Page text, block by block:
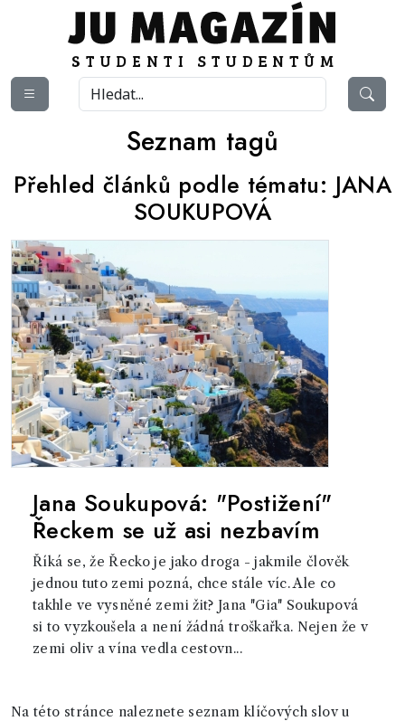
Seznam tagů
Přehled článků podle tématu: JANA
SOUKUPOVÁ
Jana Soukupová: "Postižení"
Řeckem se už asi nezbavím
Říká se, že Řecko je jako droga - jakmile člověk
jednou tuto zemi pozná, chce stále víc. Ale co
takhle ve vysněné zemi žit? Jana "Gia" Soukupová
si to vyzkoušela a není žádná troškařka. Nejen že v
zemi oliv a vína vedla cestovn...
Na této stránce naleznete seznam klíčových slov u